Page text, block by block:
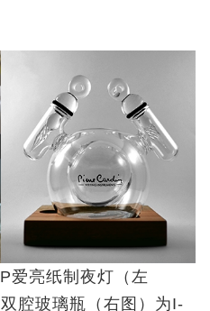
爱亮纸制夜灯（左
腔玻璃瓶（右图）为I-